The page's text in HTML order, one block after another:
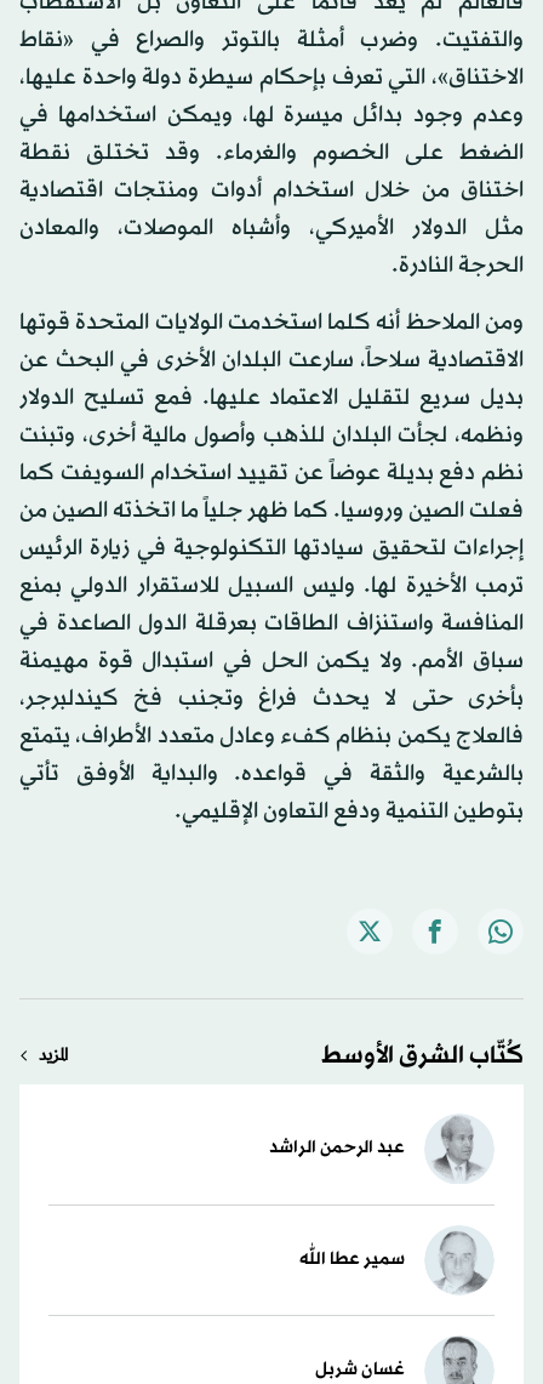
والتفتيت. وضرب أمثلة بالتوتر والصراع في «نقاط
الاختناق»، التي تعرف بإحكام سيطرة دولة واحدة عليها،
وعدم وجود بدائل ميسرة لها، ويمكن استخدامها في
الضغط على الخصوم والغرماء. وقد تختلق نقطة
اختناق من خلال استخدام أدوات ومنتجات اقتصادية
مثل الدولار الأميركي، وأشباه الموصلات، والمعادن
الحرجة النادرة.
ومن الملاحظ أنه كلما استخدمت الولايات المتحدة قوتها
الاقتصادية سلاحاً، سارعت البلدان الأخرى في البحث عن
بديل سريع لتقليل الاعتماد عليها. فمع تسليح الدولار
ونظمه، لجأت البلدان للذهب وأصول مالية أخرى، وتبنت
نظم دفع بديلة عوضاً عن تقييد استخدام السويفت كما
فعلت الصين وروسيا. كما ظهر جلياً ما اتخذته الصين من
إجراءات لتحقيق سيادتها التكنولوجية في زيارة الرئيس
ترمب الأخيرة لها. وليس السبيل للاستقرار الدولي بمنع
المنافسة واستنزاف الطاقات بعرقلة الدول الصاعدة في
سباق الأمم. ولا يكمن الحل في استبدال قوة مهيمنة
بأخرى حتى لا يحدث فراغ وتجنب فخ كيندلبرجر،
فالعلاج يكمن بنظام كفء وعادل متعدد الأطراف، يتمتع
بالشرعية والثقة في قواعده. والبداية الأوفق تأتي
بتوطين التنمية ودفع التعاون الإقليمي.
كُتّاب الشرق الأوسط المزيد
عبد الرحمن الراشد
سمير عطا الله
غسان شربل